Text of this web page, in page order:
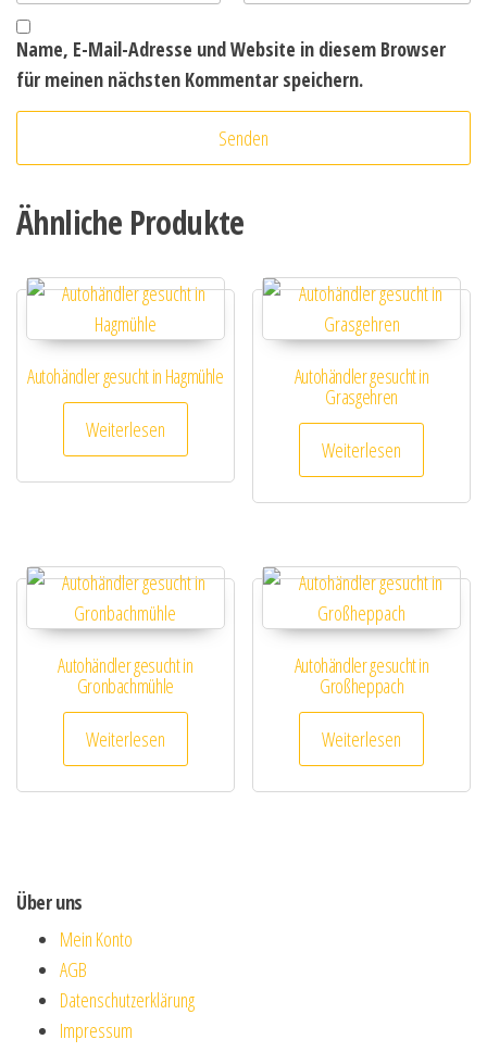
Name, E-Mail-Adresse und Website in diesem Browser
für meinen nächsten Kommentar speichern.
Ähnliche Produkte
Autohändler gesucht in Hagmühle
Weiterlesen
Autohändler gesucht in
Grasgehren
Weiterlesen
Autohändler gesucht in
Gronbachmühle
Weiterlesen
Autohändler gesucht in
Großheppach
Weiterlesen
Über uns
Mein Konto
AGB
Datenschutzerklärung
Impressum